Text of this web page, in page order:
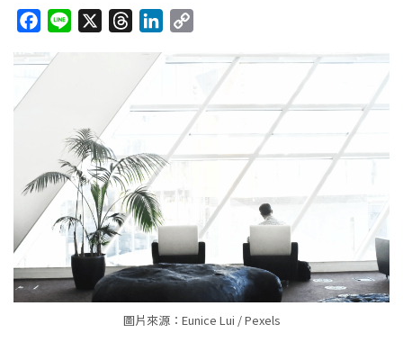
c
k
e
a
s
n
e
I
p
L
n
圖片來源：Eunice Lui / Pexels